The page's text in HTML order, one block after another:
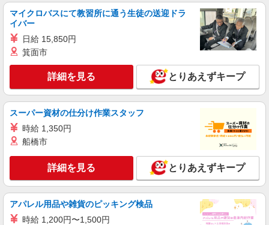
売
時給1400円〜 ※残業代支給 ★交通費別途支給
+゜ 入社祝い金10万円支給(規定有) お友達を紹介
頂くと, インセンティブ支給(規定有) ★月2回払
い・週払い可能（規程有）★ ゜・。○。・゜
+゜・。○。・゜+゜
広島県広島市南区のsoftbankショップ
キープ 詳細を見る
株式会社シエロ
給 ★交通費別途支給（規定あり） ゜+゜・。
○。・゜+゜・。○。・゜+゜ 入社祝い金10万円支
給(規定有) お友達を紹介頂くと, インセンティブ支
給(規定有) ゜・。○。・゜+゜・。○。・゜+゜
広島県広島市南区の家電量販店
キープ 詳細を見る
派遣社員
マイクロバスにて教習所に通う生徒の送迎ドラ
イバー
日給 15,850円
箕面市
詳細を見る とりあえずキープ
スーパー資材の仕分け作業スタッフ
時給 1,350円
船橋市
詳細を見る とりあえずキープ
アパレル用品や雑貨のピッキング検品
時給 1,200円〜1,500円